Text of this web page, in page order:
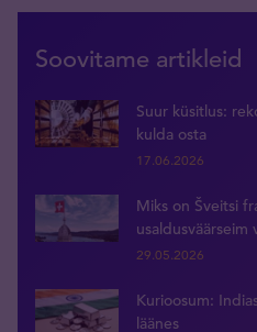
Soovitame artikleid
Suur küsitlus:
kulda osta
17.06.2026
Miks on Šveitsi
usaldusväärseim
29.05.2026
Kurioosum:
läänes